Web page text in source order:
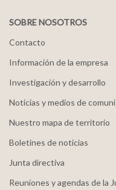
SOBRE NOSOTROS
Contacto
Información de la empresa
Investigación y desarrollo
Noticias y medios de
Nuestro mapa de territorio
Boletines de noticias
Junta directiva
Reuniones y agendas de la